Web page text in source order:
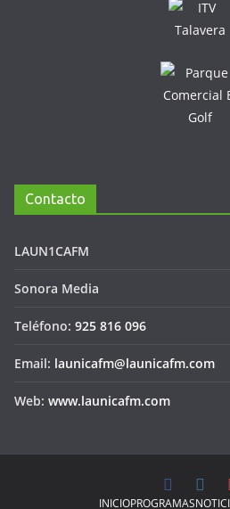
Contacto
LAUN1CAFM
Sonora Media
Teléfono: 925 816 096
Email: launicafm@launicafm.com
Web: www.launicafm.com
INICIOPROGRAMAS